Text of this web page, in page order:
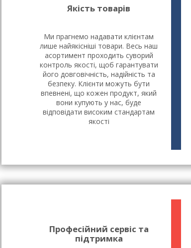
Якість товарів
Ми прагнемо надавати клієнтам
лише найякісніші товари. Весь наш
асортимент проходить суворий
контроль якості, щоб гарантувати
його довговічність, надійність та
безпеку. Клієнти можуть бути
впевнені, що кожен продукт, який
вони купують у нас, буде
відповідати високим стандартам
якості
Професійний сервіс та
підтримка